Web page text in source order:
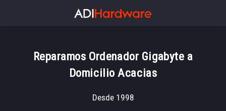
Reparamos Ordenador Gigabyte a
Domicilio Acacias
Desde 1998